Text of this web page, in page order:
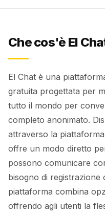
Che cos'è El
El Chat è una
gratuita progettata per
tutto il mondo per
completo anonimato.
attraverso la
offre un modo diretto
possono comunicare
bisogno di registrazione
piattaforma combina
offrendo agli utenti la